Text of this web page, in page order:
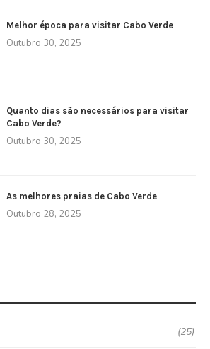
Melhor época para visitar Cabo Verde
Outubro 30, 2025
Quanto dias são necessários para visitar
Cabo Verde?
Outubro 30, 2025
As melhores praias de Cabo Verde
Outubro 28, 2025
(25)